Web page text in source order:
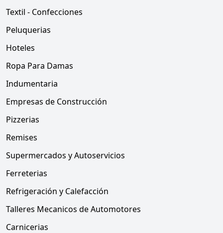
Textil - Confecciones
Peluquerias
Hoteles
Ropa Para Damas
Indumentaria
Empresas de Construcción
Pizzerias
Remises
Supermercados y Autoservicios
Ferreterias
Refrigeración y Calefacción
Talleres Mecanicos de Automotores
Carnicerias